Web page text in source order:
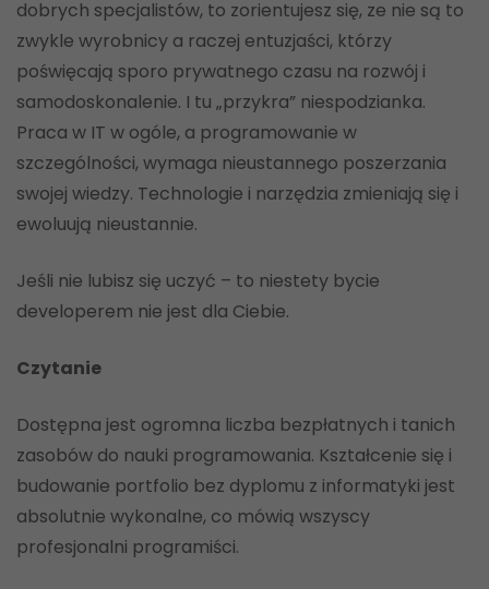
dobrych specjalistów, to zorientujesz się, ze nie są to
zwykle wyrobnicy a raczej entuzjaści, którzy
poświęcają sporo prywatnego czasu na rozwój i
samodoskonalenie. I tu „przykra” niespodzianka.
Praca w IT w ogóle, a programowanie w
szczególności, wymaga nieustannego poszerzania
swojej wiedzy. Technologie i narzędzia zmieniają się i
ewoluują nieustannie.
Jeśli nie lubisz się uczyć – to niestety bycie
developerem nie jest dla Ciebie.
Czytanie
Dostępna jest ogromna liczba bezpłatnych i tanich
zasobów do nauki programowania. Kształcenie się i
budowanie portfolio bez dyplomu z informatyki jest
absolutnie wykonalne, co mówią wszyscy
profesjonalni programiści.